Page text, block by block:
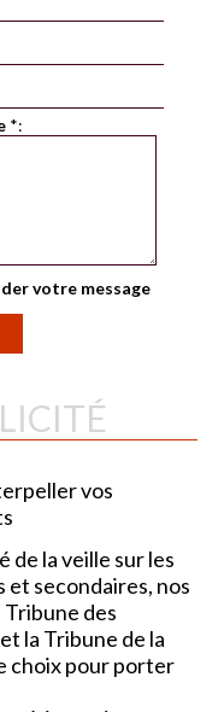
*:
votre message
vos
la veille sur les
et secondaires, nos
des
la Tribune de la
choix pour porter